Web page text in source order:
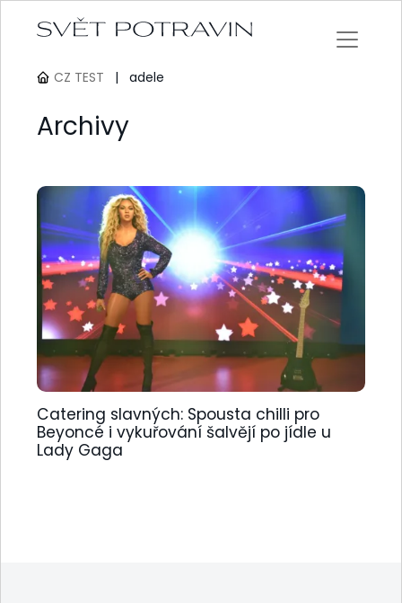
CZ TEST | adele
Archivy
Catering slavných: Spousta chilli pro
Beyoncé i vykuřování šalvějí po jídle u
Lady Gaga